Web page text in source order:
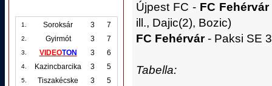
1. Soroksár 3 7
2. Gyirmót 3 7
3. VIDEOTON 3 6
4. Kazincbarcika 3 5
5. Tiszakécske 3 5
Újpest FC - FC Fehérvár
ill., Dajic(2), Bozic)
FC Fehérvár- Paksi SE
Tabella: